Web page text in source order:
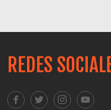
REDES